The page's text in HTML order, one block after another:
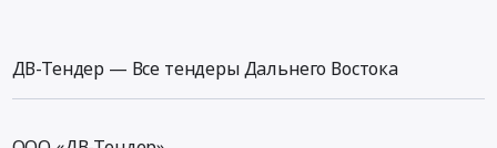
ДВ-Тендер — Все тендеры Дальнего Востока